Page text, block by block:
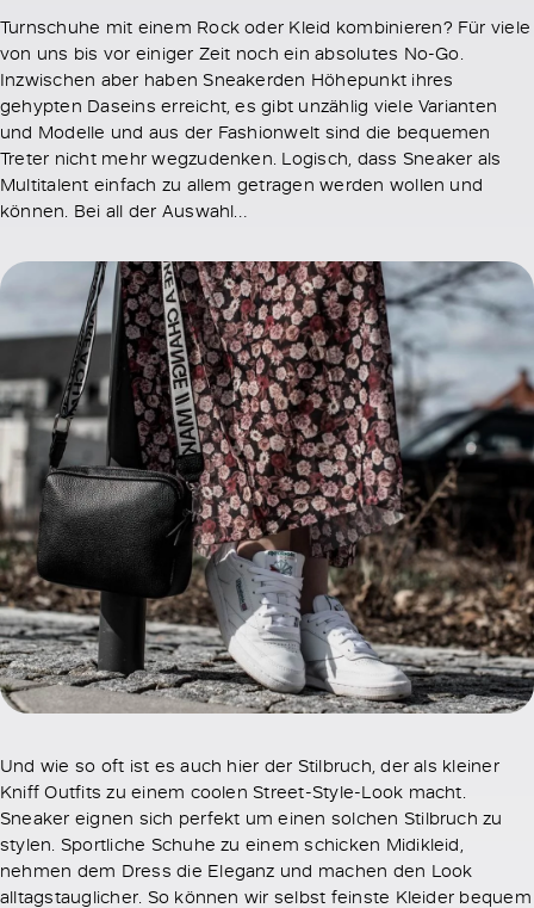
Turnschuhe mit einem Rock oder Kleid kombinieren? Für viele
von uns bis vor einiger Zeit noch ein absolutes No-Go.
Inzwischen aber haben Sneakerden Höhepunkt ihres
gehypten Daseins erreicht, es gibt unzählig viele Varianten
und Modelle und aus der Fashionwelt sind die bequemen
Treter nicht mehr wegzudenken. Logisch, dass Sneaker als
Multitalent einfach zu allem getragen werden wollen und
können. Bei all der Auswahl…
Und wie so oft ist es auch hier der Stilbruch, der als kleiner
Kniff Outfits zu einem coolen Street-Style-Look macht.
Sneaker eignen sich perfekt um einen solchen Stilbruch zu
stylen. Sportliche Schuhe zu einem schicken Midikleid,
nehmen dem Dress die Eleganz und machen den Look
alltagstauglicher. So können wir selbst feinste Kleider bequem